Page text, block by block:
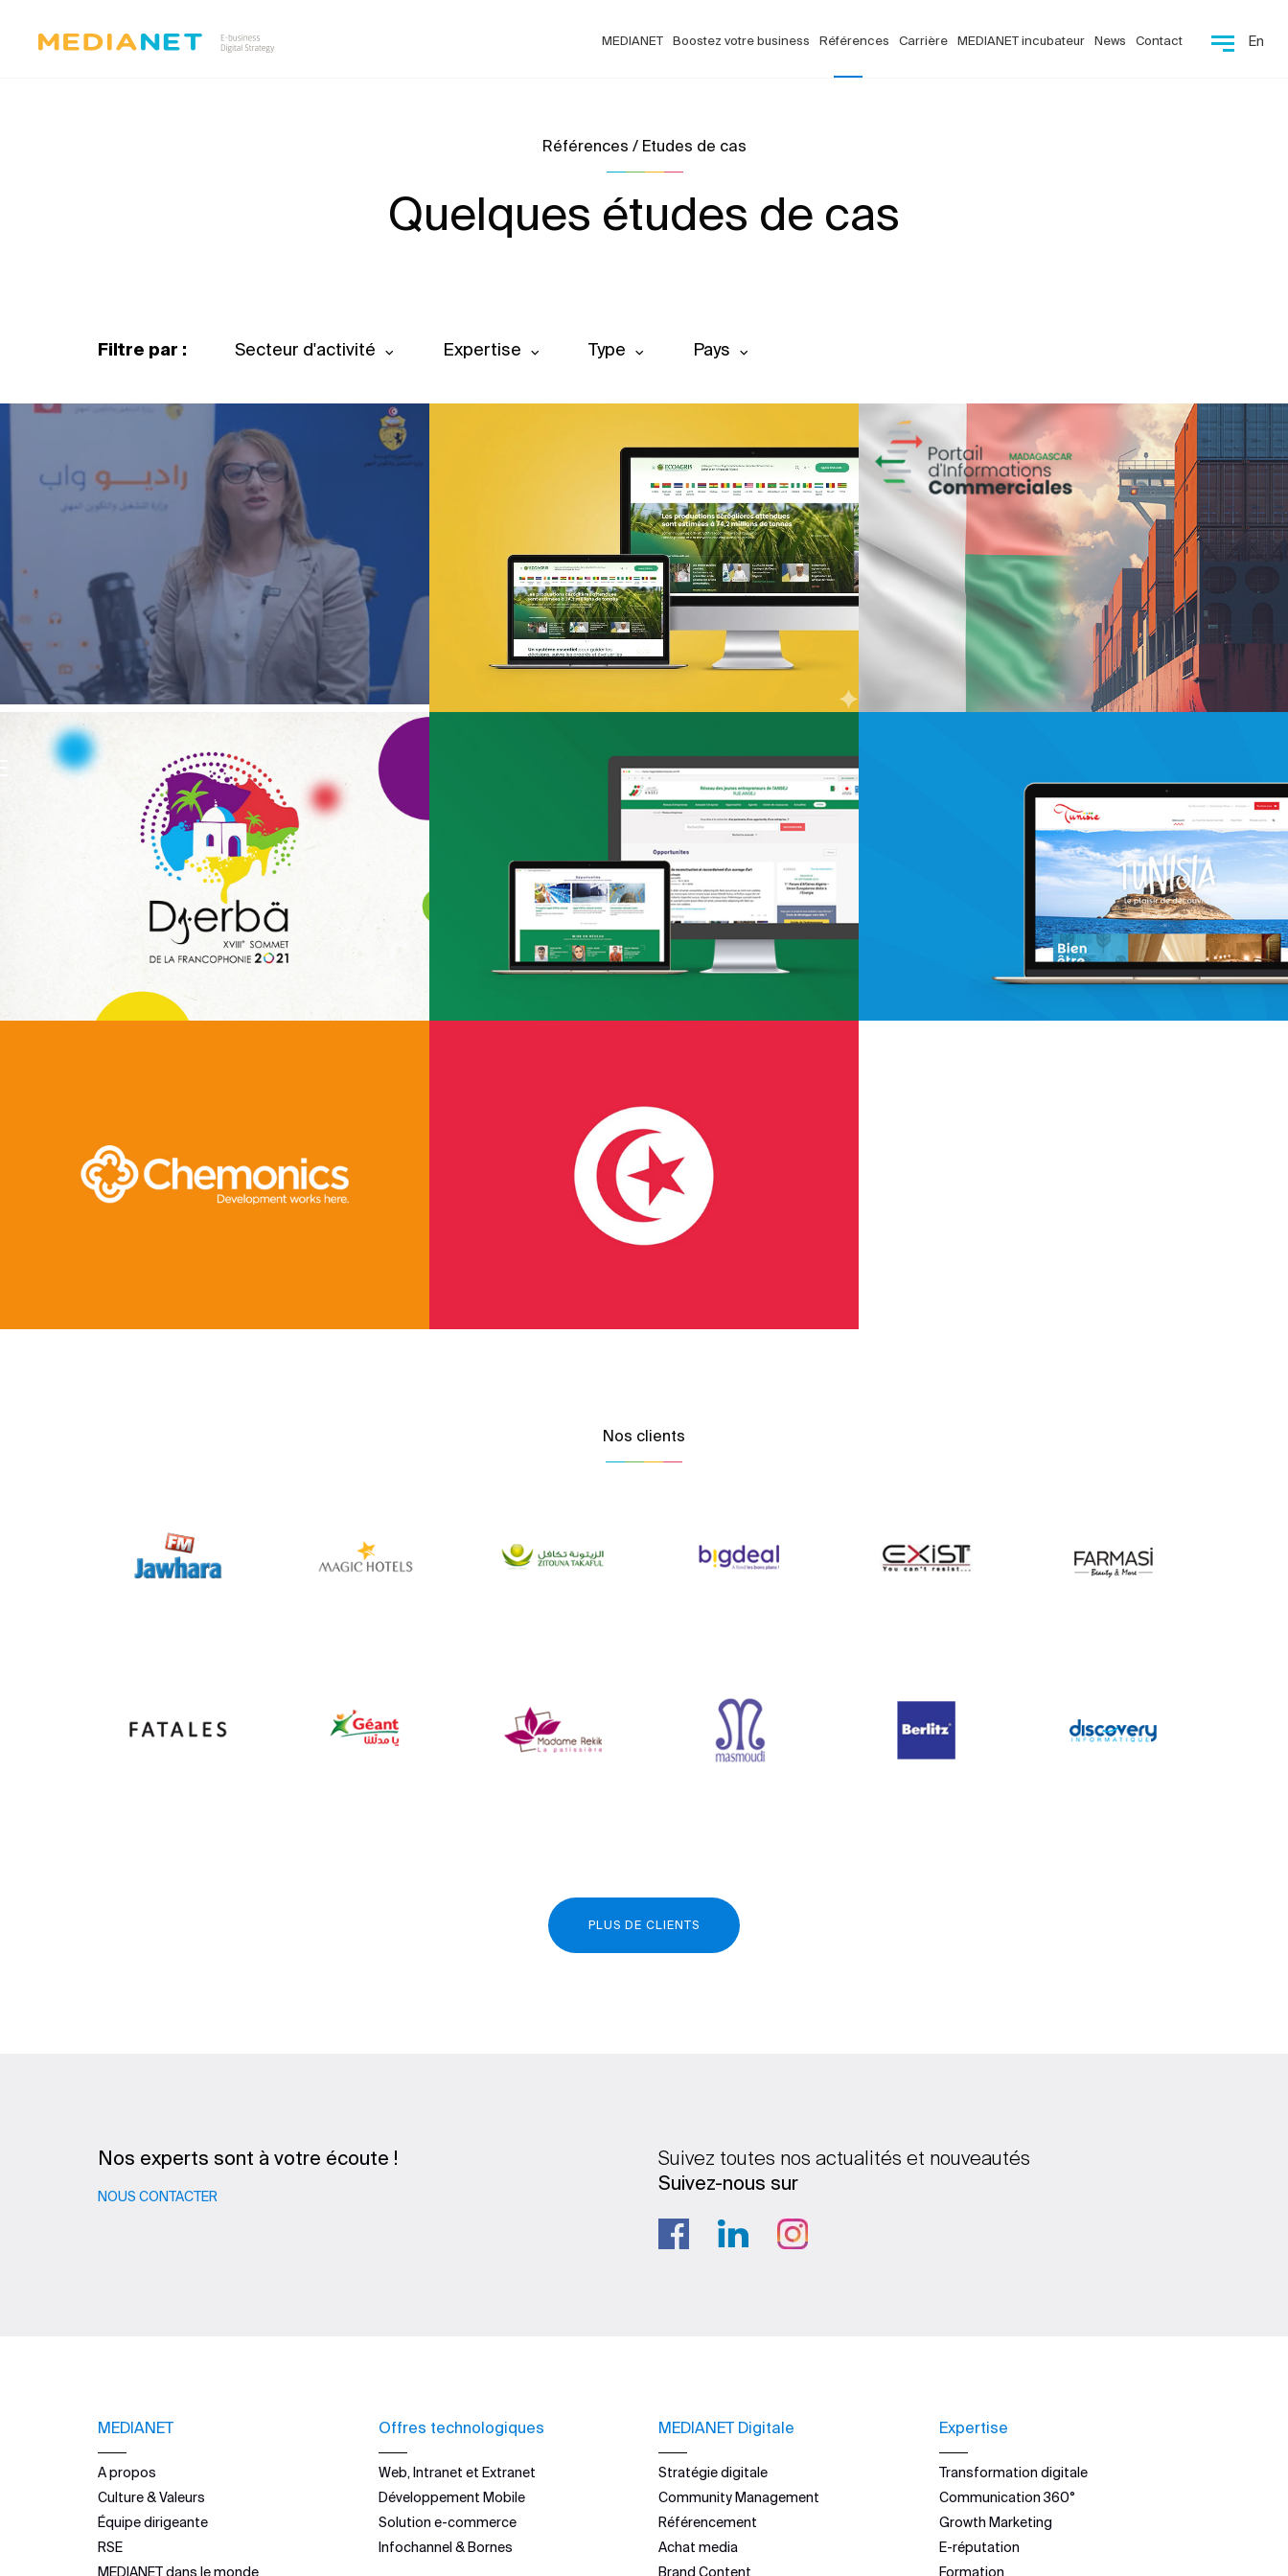
MEDIANET Boostez votre business Références Carrière MEDIANET incubateur News Contact En
Références / Etudes de cas
Quelques études de cas
Filtre par : Secteur d'activité Expertise Type Pays
ECOAGRIS : Plateforme data-driven
ONG & Bailleur de fonds
Web, Intranet et Extranet
ANSEJ
ONG & Bailleur de fonds
Plateformes digitales
Web, Intranet et Extranet
Applications Mobiles
Web, Intranet et Extranet
Web, Intranet et Extranet
Nos clients
PLUS DE CLIENTS
Nos experts sont à votre écoute !
NOUS CONTACTER
Suivez toutes nos actualités et nouveautés
Suivez-nous sur
MEDIANET
A propos
Culture & Valeurs
Équipe dirigeante
RSE
MEDIANET dans le monde
Offres technologiques
Web, Intranet et Extranet
Développement Mobile
Solution e-commerce
Infochannel & Bornes
MEDIANET Digitale
Stratégie digitale
Community Management
Référencement
Achat media
Brand Content
Expertise
Transformation digitale
Communication 360°
Growth Marketing
E-réputation
Formation